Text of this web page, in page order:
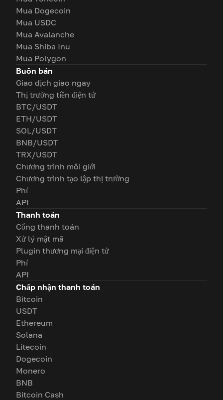
Mua Dogecoin
Mua USDC
Mua Avalanche
Mua Shiba Inu
Mua Polygon
Buôn bán
Giao dịch giao ngay
Thị trường tiền điện tử
BTC/USDT
ETH/USDT
SOL/USDT
BNB/USDT
TRX/USDT
Chương trình môi giới
Chương trình tạo lập thị trường
Phí
API
Thanh toán
Cổng thanh toán
Xử lý mật mã
Plugin thương mại điện tử
Phí
API
Chấp nhận thanh toán
Bitcoin
USDT
Ethereum
Solana
Litecoin
Dogecoin
Monero
BNB
Bitcoin Cash